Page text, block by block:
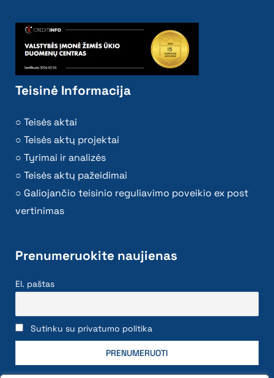
Teisinė Informacija
Teisės aktai
Teisės aktų projektai
Tyrimai ir analizės
Teisės aktų pažeidimai
Galiojančio teisinio reguliavimo poveikio ex post
vertinimas
Prenumeruokite naujienas
El. paštas
Sutinku su privatumo politika